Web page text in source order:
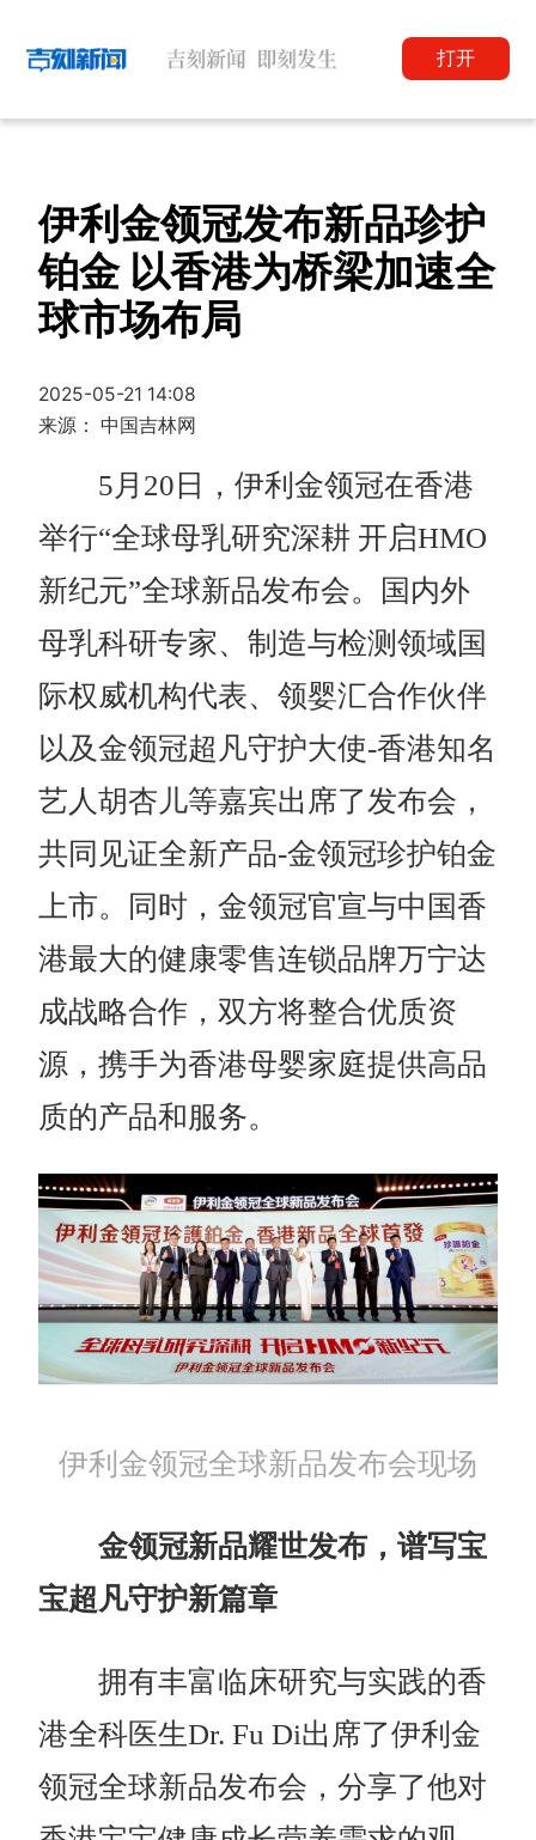
打开
伊利金领冠发布新品珍护
铂金 以香港为桥梁加速全
球市场布局
2025-05-21 14:08
来源： 中国吉林网
5月20日，伊利金领冠在香港
举行“全球母乳研究深耕 开启HMO
新纪元”全球新品发布会。国内外
母乳科研专家、制造与检测领域国
际权威机构代表、领婴汇合作伙伴
以及金领冠超凡守护大使-香港知名
艺人胡杏儿等嘉宾出席了发布会，
共同见证全新产品-金领冠珍护铂金
上市。同时，金领冠官宣与中国香
港最大的健康零售连锁品牌万宁达
成战略合作，双方将整合优质资
源，携手为香港母婴家庭提供高品
质的产品和服务。
伊利金领冠全球新品发布会现场
金领冠新品耀世发布，谱写宝
宝超凡守护新篇章
拥有丰富临床研究与实践的香
港全科医生Dr. Fu Di出席了伊利金
领冠全球新品发布会，分享了他对